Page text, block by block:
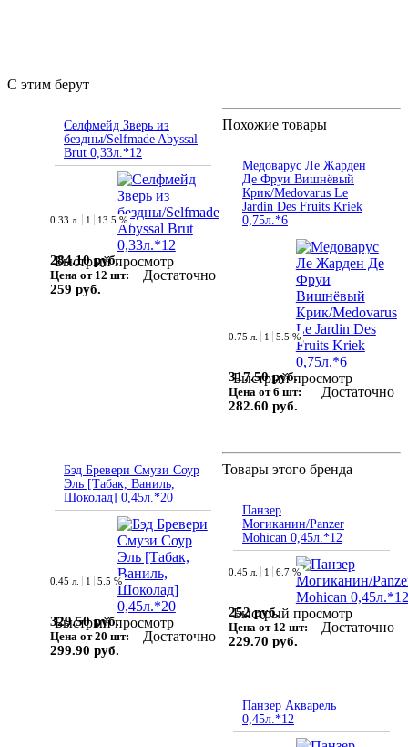
С этим берут
Селфмейд Зверь из
бездны/Selfmade Abyssal
Brut 0,33л.*12
Быстрый просмотр
0.33 л. 1 13.5 %
284.10 руб.
Цена от 12 шт:
259 руб.
Достаточно
Похожие товары
Медоварус Ле Жарден
Де Фруи Вишнёвый
Крик/Medovarus Le
Jardin Des Fruits Kriek
0,75л.*6
Быстрый просмотр
0.75 л. 1 5.5 %
317.50 руб.
Цена от 6 шт:
282.60 руб.
Достаточно
Бэд Бревери Смузи Соур
Эль [Табак, Ваниль,
Шоколад] 0,45л.*20
Быстрый просмотр
0.45 л. 1 5.5 %
329.50 руб.
Цена от 20 шт:
299.90 руб.
Достаточно
Товары этого бренда
Панзер
Могиканин/Panzer
Mohican 0,45л.*12
Быстрый просмотр
0.45 л. 1 6.7 %
252 руб.
Цена от 12 шт:
229.70 руб.
Достаточно
Панзер Акварель
0,45л.*12